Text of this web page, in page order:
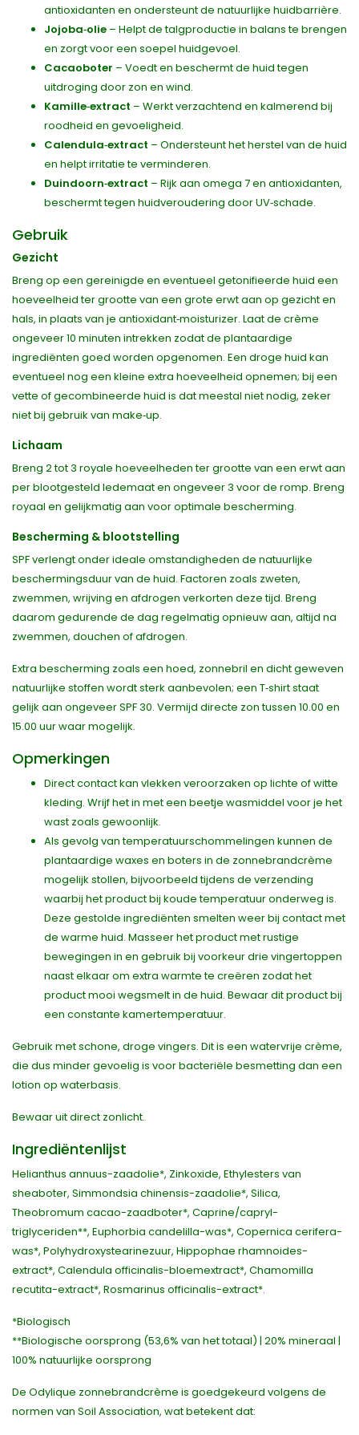
antioxidanten en ondersteunt de natuurlijke huidbarrière.
Jojoba‑olie – Helpt de talgproductie in balans te brengen
en zorgt voor een soepel huidgevoel.
Cacaoboter – Voedt en beschermt de huid tegen
uitdroging door zon en wind.
Kamille‑extract – Werkt verzachtend en kalmerend bij
roodheid en gevoeligheid.
Calendula‑extract – Ondersteunt het herstel van de huid
en helpt irritatie te verminderen.
Duindoorn‑extract – Rijk aan omega 7 en antioxidanten,
beschermt tegen huidveroudering door UV‑schade.
Gebruik
Gezicht
Breng op een gereinigde en eventueel getonifieerde huid een
hoeveelheid ter grootte van een grote erwt aan op gezicht en
hals, in plaats van je antioxidant‑moisturizer. Laat de crème
ongeveer 10 minuten intrekken zodat de plantaardige
ingrediënten goed worden opgenomen. Een droge huid kan
eventueel nog een kleine extra hoeveelheid opnemen; bij een
vette of gecombineerde huid is dat meestal niet nodig, zeker
niet bij gebruik van make‑up.
Lichaam
Breng 2 tot 3 royale hoeveelheden ter grootte van een erwt aan
per blootgesteld ledemaat en ongeveer 3 voor de romp. Breng
royaal en gelijkmatig aan voor optimale bescherming.
Bescherming & blootstelling
SPF verlengt onder ideale omstandigheden de natuurlijke
beschermingsduur van de huid. Factoren zoals zweten,
zwemmen, wrijving en afdrogen verkorten deze tijd. Breng
daarom gedurende de dag regelmatig opnieuw aan, altijd na
zwemmen, douchen of afdrogen.
Extra bescherming zoals een hoed, zonnebril en dicht geweven
natuurlijke stoffen wordt sterk aanbevolen; een T‑shirt staat
gelijk aan ongeveer SPF 30. Vermijd directe zon tussen 10.00 en
15.00 uur waar mogelijk.
Opmerkingen
Direct contact kan vlekken veroorzaken op lichte of witte
kleding. Wrijf het in met een beetje wasmiddel voor je het
wast zoals gewoonlijk.
Als gevolg van temperatuurschommelingen kunnen de
plantaardige waxes en boters in de zonnebrandcrème
mogelijk stollen, bijvoorbeeld tijdens de verzending
waarbij het product bij koude temperatuur onderweg is.
Deze gestolde ingrediënten smelten weer bij contact met
de warme huid. Masseer het product met rustige
bewegingen in en gebruik bij voorkeur drie vingertoppen
naast elkaar om extra warmte te creëren zodat het
product mooi wegsmelt in de huid. Bewaar dit product bij
een constante kamertemperatuur.
Gebruik met schone, droge vingers. Dit is een watervrije crème,
die dus minder gevoelig is voor bacteriële besmetting dan een
lotion op waterbasis.
Bewaar uit direct zonlicht.
Ingrediëntenlijst
Helianthus annuus-zaadolie*, Zinkoxide, Ethylesters van
sheaboter, Simmondsia chinensis-zaadolie*, Silica,
Theobromum cacao-zaadboter*, Caprine/capryl-
triglyceriden**, Euphorbia candelilla-was*, Copernica cerifera-
was*, Polyhydroxystearinezuur, Hippophae rhamnoides-
extract*, Calendula officinalis-bloemextract*, Chamomilla
recutita-extract*, Rosmarinus officinalis-extract*.
*Biologisch
**Biologische oorsprong (53,6% van het totaal) | 20% mineraal |
100% natuurlijke oorsprong
De Odylique zonnebrandcrème is goedgekeurd volgens de
normen van Soil Association, wat betekent dat: